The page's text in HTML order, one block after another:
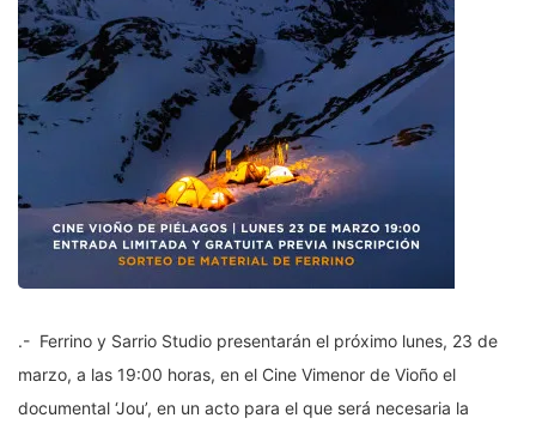
.- Ferrino y Sarrio Studio presentarán el próximo lunes, 23 de
marzo, a las 19:00 horas, en el Cine Vimenor de Vioño el
documental ‘Jou’, en un acto para el que será necesaria la